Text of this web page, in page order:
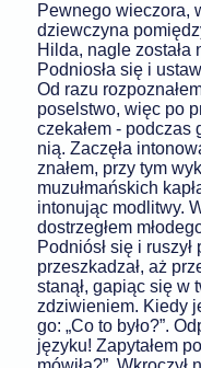
Pewnego wieczora,
dziewczyna
Hilda, nagle została
Podniosła się i
Od razu
poselstwo, więc po
czekałem - podczas
nią. Zaczęła
znałem, przy tym
muzułmańskich
intonując modlitwy.
dostrzegłem
Podniósł się i
przeszkadzał, aż
stanął, gapiąc się w
zdziwieniem. Kiedy
go: „Co to było?”.
języku! Zapytałem